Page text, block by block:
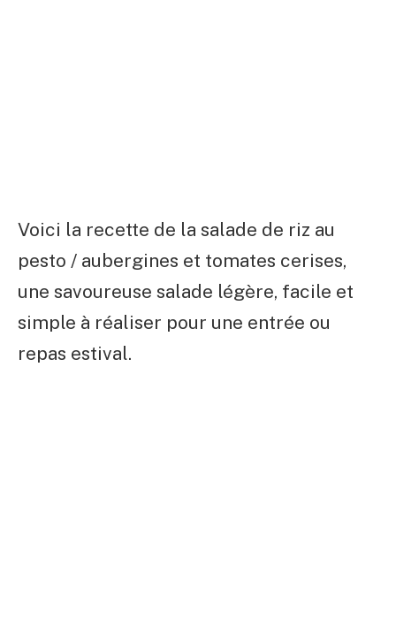
Voici la recette de la salade de riz au
pesto / aubergines et tomates cerises,
une savoureuse salade légère, facile et
simple à réaliser pour une entrée ou
repas estival.